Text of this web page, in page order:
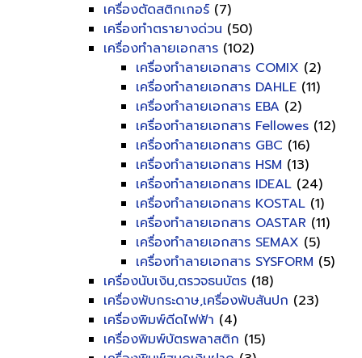
เครื่องตัดสติกเกอร์ (7)
เครื่องทำตรายางด่วน (50)
เครื่องทำลายเอกสาร (102)
เครื่องทำลายเอกสาร COMIX (2)
เครื่องทำลายเอกสาร DAHLE (11)
เครื่องทำลายเอกสาร EBA (2)
เครื่องทำลายเอกสาร Fellowes (12)
เครื่องทำลายเอกสาร GBC (16)
เครื่องทำลายเอกสาร HSM (13)
เครื่องทำลายเอกสาร IDEAL (24)
เครื่องทำลายเอกสาร KOSTAL (1)
เครื่องทำลายเอกสาร OASTAR (11)
เครื่องทำลายเอกสาร SEMAX (5)
เครื่องทำลายเอกสาร SYSFORM (5)
เครื่องนับเงิน,ตรวจธนบัตร (18)
เครื่องพับกระดาษ,เครื่องพับสันปก (23)
เครื่องพิมพ์ดีดไฟฟ้า (4)
เครื่องพิมพ์บัตรพลาสติก (15)